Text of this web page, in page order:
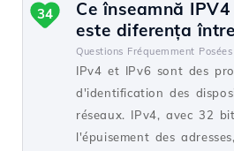
Ce înseamnă
este diferența
Questions Fréquemment
IPv4 et IPv6 sont des
d'identification des
réseaux. IPv4, avec 32
l'épuisement des
34